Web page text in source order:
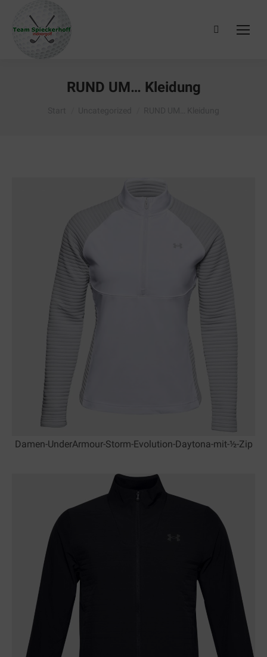
Search:
RUND UM… Kleidung
Damen-UnderArmour-Storm-Evolution-Daytona-mit-½-Zip